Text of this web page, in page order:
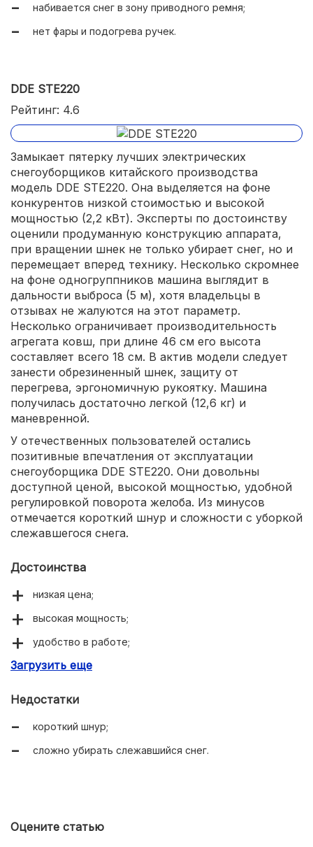
набивается снег в зону приводного ремня;
нет фары и подогрева ручек.
DDE STE220
Рейтинг: 4.6
Замыкает пятерку лучших электрических
снегоуборщиков китайского производства
модель DDE STE220. Она выделяется на фоне
конкурентов низкой стоимостью и высокой
мощностью (2,2 кВт). Эксперты по достоинству
оценили продуманную конструкцию аппарата,
при вращении шнек не только убирает снег, но и
перемещает вперед технику. Несколько скромнее
на фоне одногруппников машина выглядит в
дальности выброса (5 м), хотя владельцы в
отзывах не жалуются на этот параметр.
Несколько ограничивает производительность
агрегата ковш, при длине 46 см его высота
составляет всего 18 см. В актив модели следует
занести обрезиненный шнек, защиту от
перегрева, эргономичную рукоятку. Машина
получилась достаточно легкой (12,6 кг) и
маневренной.
У отечественных пользователей остались
позитивные впечатления от эксплуатации
снегоуборщика DDE STE220. Они довольны
доступной ценой, высокой мощностью, удобной
регулировкой поворота желоба. Из минусов
отмечается короткий шнур и сложности с уборкой
слежавшегося снега.
Достоинства
низкая цена;
высокая мощность;
удобство в работе;
продуманная конструкция.
Загрузить еще
Недостатки
короткий шнур;
сложно убирать слежавшийся снег.
Оцените статью